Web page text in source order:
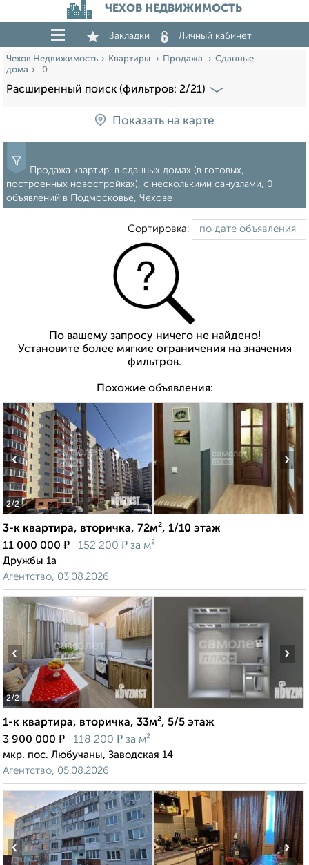
ЧЕХОВ НЕДВИЖИМОСТЬ
Закладки Личный кабинет
Чехов Недвижимость Квартиры Продажа
Сданные
дома
0
Расширенный поиск (фильтров: 2/21)
Показать на карте
Продажа квартир, в сданных домах (в готовых,
построенных новостройках), с несколькими санузлами, 0
объявлений в Подмосковье, Чехове
Сортировка:
По вашему запросу ничего не найдено!
Установите более мягкие ограничения на значения
фильтров.
Похожие объявления:
2/2
‹ ›
3-к квартира, вторичка, 72м², 1/10 этаж
11 000 000 ₽ 152 200 ₽ за м²
Дружбы 1а
Агентство, 03.08.2026
2/2
‹ ›
1-к квартира, вторичка, 33м², 5/5 этаж
3 900 000 ₽ 118 200 ₽ за м²
мкр. пос. Любучаны, Заводская 14
Агентство, 05.08.2026
‹ ›